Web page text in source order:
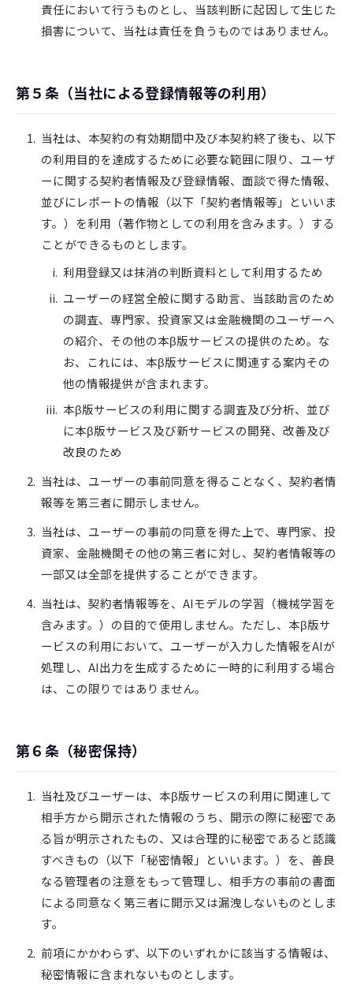
責任において行うものとし、当該判断に起因して生じた
損害について、当社は責任を負うものではありません。
第５条（当社による登録情報等の利用）
当社は、本契約の有効期間中及び本契約終了後も、以下
の利用目的を達成するために必要な範囲に限り、ユーザ
ーに関する契約者情報及び登録情報、面談で得た情報、
並びにレポートの情報（以下「契約者情報等」といいま
す。）を利用（著作物としての利用を含みます。）する
ことができるものとします。
利用登録又は抹消の判断資料として利用するため
ユーザーの経営全般に関する助言、当該助言のため
の調査、専門家、投資家又は金融機関のユーザーへ
の紹介、その他の本β版サービスの提供のため。な
お、これには、本β版サービスに関連する案内その
他の情報提供が含まれます。
本β版サービスの利用に関する調査及び分析、並び
に本β版サービス及び新サービスの開発、改善及び
改良のため
当社は、ユーザーの事前同意を得ることなく、契約者情
報等を第三者に開示しません。
当社は、ユーザーの事前の同意を得た上で、専門家、投
資家、金融機関その他の第三者に対し、契約者情報等の
一部又は全部を提供することができます。
当社は、契約者情報等を、AIモデルの学習（機械学習を
含みます。）の目的で使用しません。ただし、本β版サ
ービスの利用において、ユーザーが入力した情報をAIが
処理し、AI出力を生成するために一時的に利用する場合
は、この限りではありません。
第６条（秘密保持）
当社及びユーザーは、本β版サービスの利用に関連して
相手方から開示された情報のうち、開示の際に秘密であ
る旨が明示されたもの、又は合理的に秘密であると認識
すべきもの（以下「秘密情報」といいます。）を、善良
なる管理者の注意をもって管理し、相手方の事前の書面
による同意なく第三者に開示又は漏洩しないものとしま
す。
前項にかかわらず、以下のいずれかに該当する情報は、
秘密情報に含まれないものとします。